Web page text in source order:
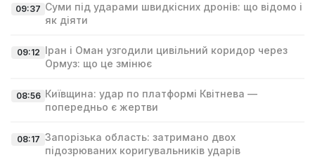
09:37 Суми під ударами швидкісних дронів: що відомо і
як діяти
09:12 Іран і Оман узгодили цивільний коридор через
Ормуз: що це змінює
08:56 Київщина: удар по платформі Квітнева —
попередньо є жертви
08:17 Запорізька область: затримано двох
підозрюваних коригувальників ударів